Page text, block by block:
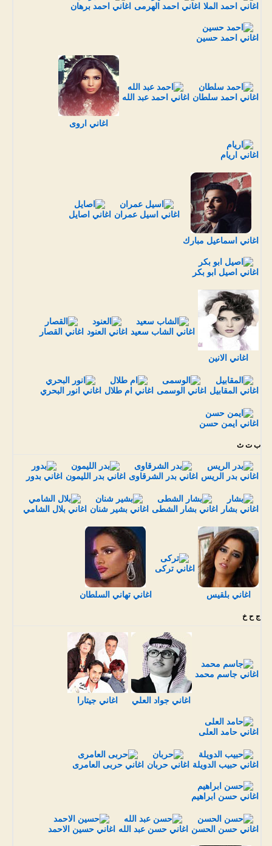
اغاني احمد الملا اغاني احمد الهرمى اغاني احمد برهان
اغاني احمد حسين
اغاني احمد سلطان اغاني احمد عبد الله
اغاني اروى
اغاني اريام
اغاني اسماعيل مبارك
اغاني اسيل عمران اغاني اصايل
اغاني اصيل ابو بكر
اغاني الانين
اغاني الشاب سعيد اغاني العنود اغاني القصار
اغاني المقابيل اغاني الوسمى اغاني ام طلال اغاني انور البحري
اغاني ايمن حسن
ب ت ث
اغاني بدر الريس اغاني بدر الشرقاوى اغاني بدر الليمون اغاني بدور
اغاني بشار اغاني بشار الشطى اغاني بشير شنان اغاني بلال الشامي
اغاني بلقيس
اغاني تركى
اغاني تهاني السلطان
ج ح خ
اغاني جاسم محمد
اغاني جواد العلي اغاني جيتارا
اغاني حامد العلى
اغاني حبيب الدويلة اغاني حربان اغاني حربى العامرى
اغاني حسن ابراهيم
اغاني حسن الحسن اغاني حسن عبد الله اغاني حسين الاحمد